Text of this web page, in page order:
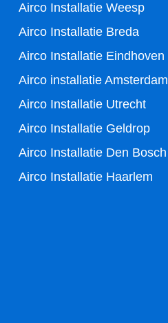
o
k
-
f
Airco Installatie Weesp
Airco Installatie Breda
Airco Installatie Eindhoven
Airco installatie Amsterdam
Airco Installatie Utrecht
Airco Installatie Geldrop
Airco Installatie Den Bosch
Airco Installatie Haarlem